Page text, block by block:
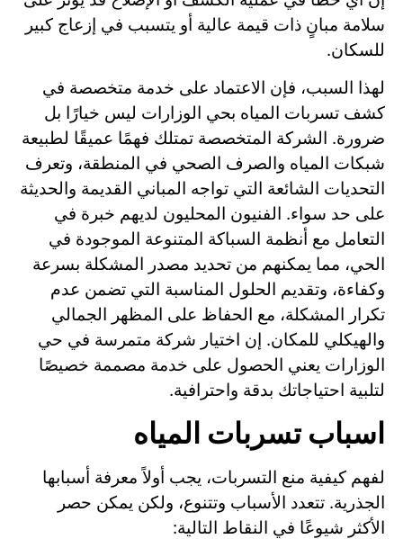
سلامة مبانٍ ذات قيمة عالية أو يتسبب في إزعاج كبير
للسكان.
لهذا السبب، فإن الاعتماد على خدمة متخصصة في
كشف تسربات المياه بحي الوزارات ليس خيارًا بل
ضرورة. الشركة المتخصصة تمتلك فهمًا عميقًا لطبيعة
شبكات المياه والصرف الصحي في المنطقة، وتعرف
التحديات الشائعة التي تواجه المباني القديمة والحديثة
على حد سواء. الفنيون المحليون لديهم خبرة في
التعامل مع أنظمة السباكة المتنوعة الموجودة في
الحي، مما يمكنهم من تحديد مصدر المشكلة بسرعة
وكفاءة، وتقديم الحلول المناسبة التي تضمن عدم
تكرار المشكلة، مع الحفاظ على المظهر الجمالي
والهيكلي للمكان. إن اختيار شركة متمرسة في حي
الوزارات يعني الحصول على خدمة مصممة خصيصًا
لتلبية احتياجاتك بدقة واحترافية.
اسباب تسربات المياه
لفهم كيفية منع التسربات، يجب أولاً معرفة أسبابها
الجذرية. تتعدد الأسباب وتتنوع، ولكن يمكن حصر
الأكثر شيوعًا في النقاط التالية: